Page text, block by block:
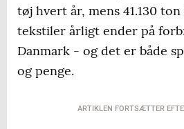
tøj hvert år, mens 41.130
tekstiler årligt ender på
Danmark - og det er både
og penge.
ARTIKLEN FORTSÆTTER